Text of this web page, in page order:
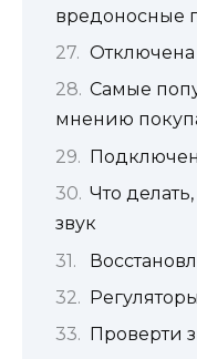
вредоносные
Отключена
Самые
мнению
Что
звук
Проверти